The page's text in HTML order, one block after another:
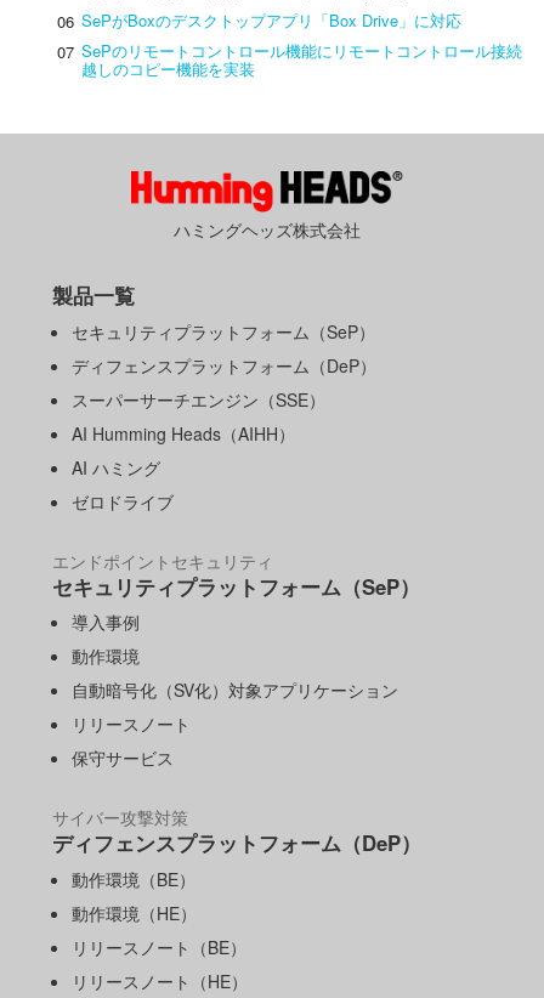
06 SePがBoxのデスクトップアプリ「Box Drive」に対応
07 SePのリモートコントロール機能にリモートコントロール接続
越しのコピー機能を実装
ハミングヘッズ株式会社
製品一覧
セキュリティプラットフォーム（SeP）
ディフェンスプラットフォーム（DeP）
スーパーサーチエンジン（SSE）
AI Humming Heads（AIHH）
AI ハミング
ゼロドライブ
エンドポイントセキュリティ
セキュリティプラットフォーム（SeP）
導入事例
動作環境
自動暗号化（SV化）対象アプリケーション
リリースノート
保守サービス
サイバー攻撃対策
ディフェンスプラットフォーム（DeP）
動作環境（BE）
動作環境（HE）
リリースノート（BE）
リリースノート（HE）